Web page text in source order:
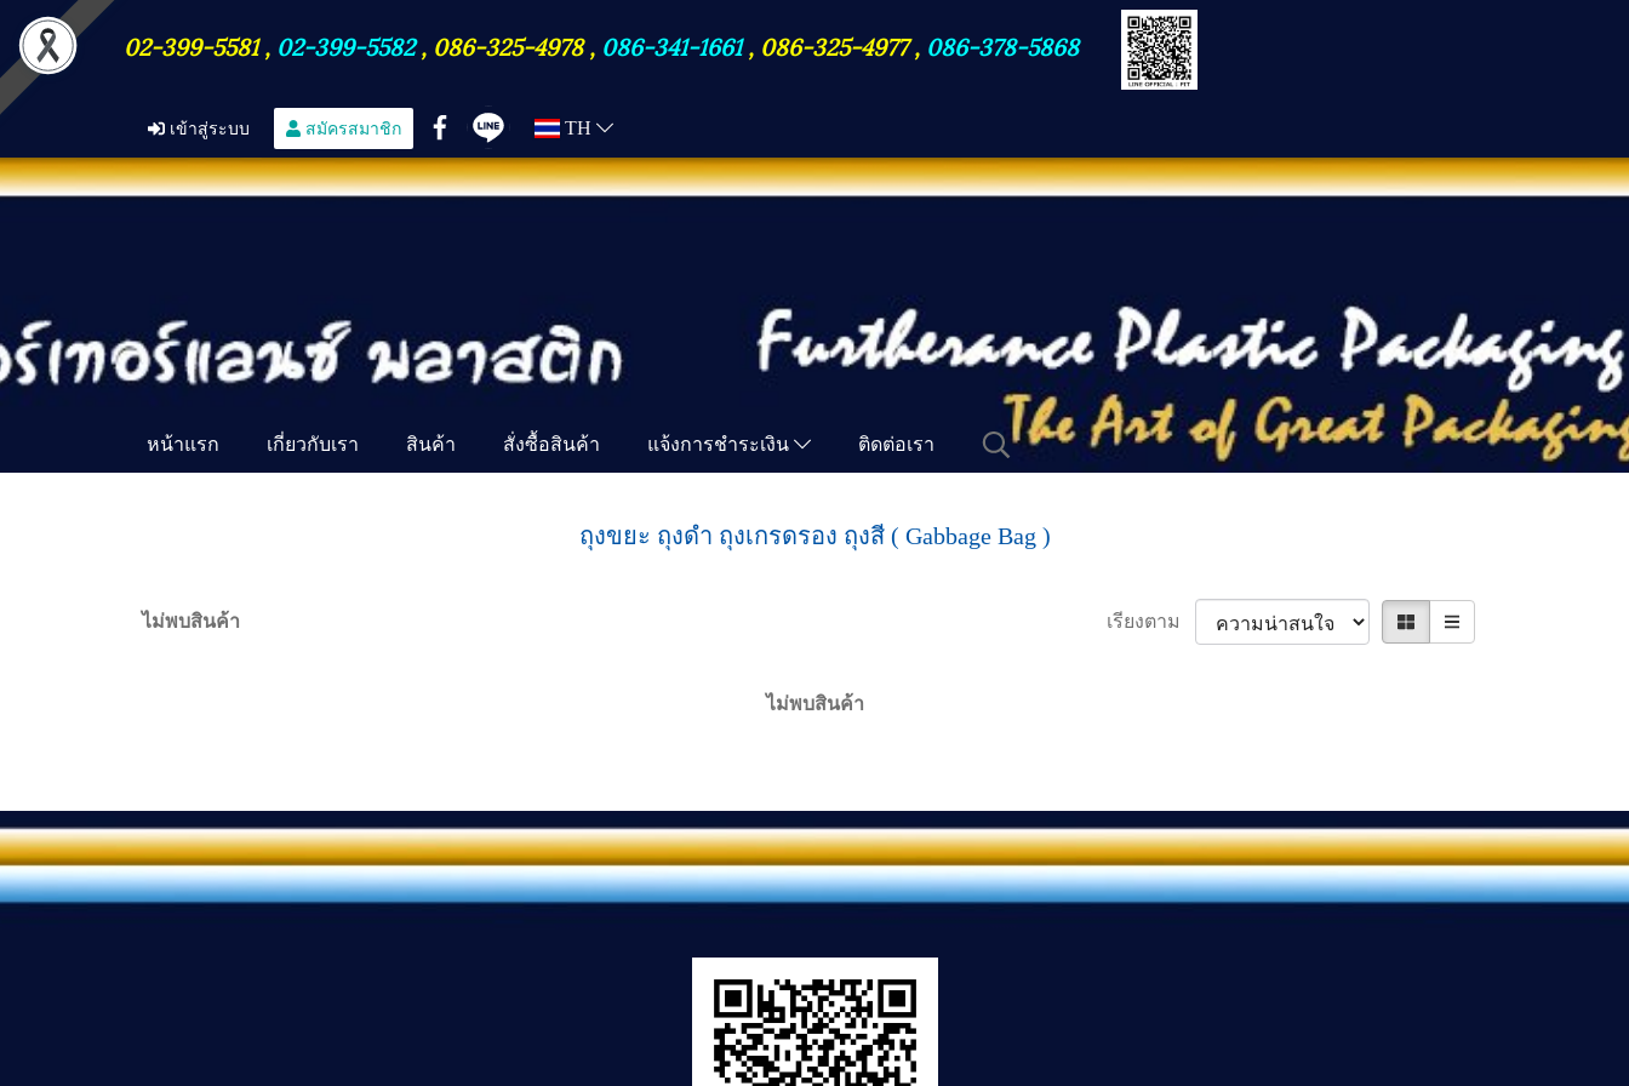
02-399-5581, 02-399-5582, 086-325-4978, 086-341-1661, 086-325-4977, 086-378-5868
เข้าสู่ระบบ สมัครสมาชิก TH
หน้าแรก เกี่ยวกับเรา สินค้า สั่งซื้อสินค้า แจ้งการชำระเงิน ติดต่อเรา
ถุงขยะ ถุงดำ ถุงเกรดรอง ถุงสี ( Gabbage Bag )
ไม่พบสินค้า เรียงตาม
ไม่พบสินค้า